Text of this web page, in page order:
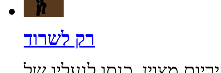
רק לשרוד